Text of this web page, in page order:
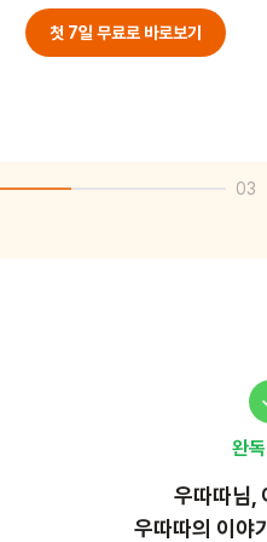
첫 7일 무료로 바로보기
03
완
우따따님,
우따따의 이야